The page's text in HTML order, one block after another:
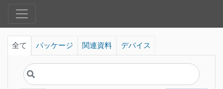
全て パッケージ 関連資料 デバイス